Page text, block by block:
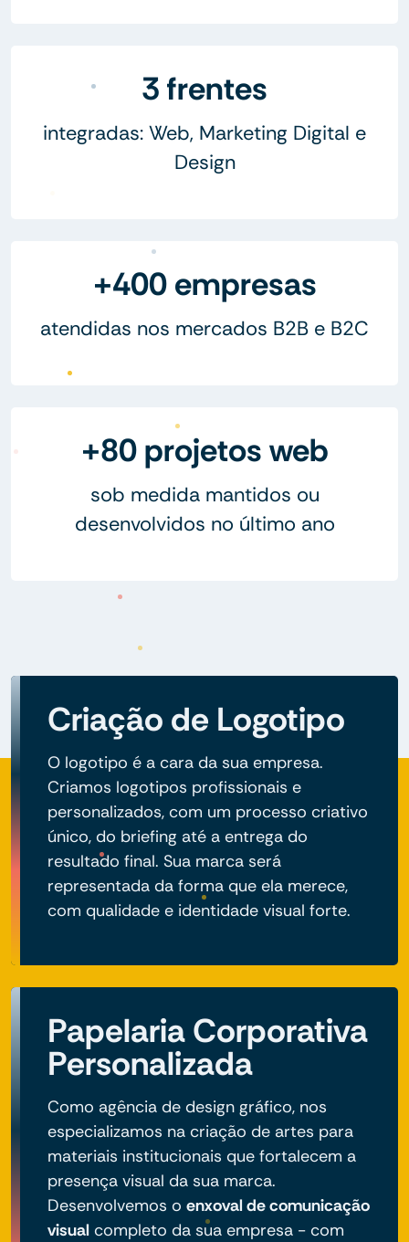
3 frentes
integradas: Web, Marketing Digital e
Design
+400 empresas
atendidas nos mercados B2B e B2C
+80 projetos web
sob medida mantidos ou
desenvolvidos no último ano
Criação de Logotipo
O logotipo é a cara da sua empresa.
Criamos logotipos profissionais e
personalizados, com um processo criativo
único, do briefing até a entrega do
resultado final. Sua marca será
representada da forma que ela merece,
com qualidade e identidade visual forte.
Papelaria Corporativa
Personalizada
Como agência de design gráfico, nos
especializamos na criação de artes para
materiais institucionais que fortalecem a
presença visual da sua marca.
Desenvolvemos o enxoval de comunicação
visual completo da sua empresa - com